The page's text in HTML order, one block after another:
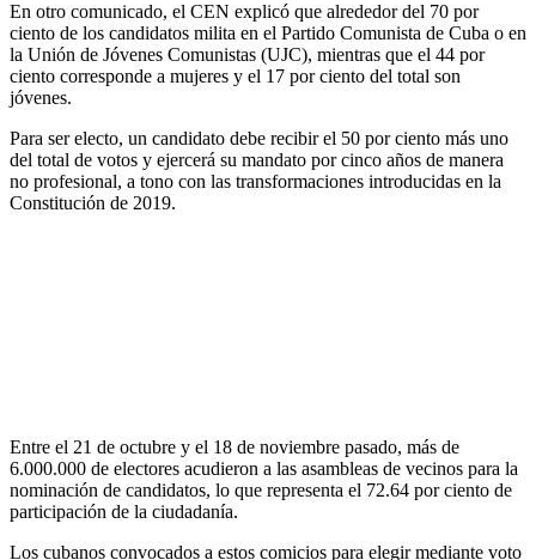
En otro comunicado, el CEN explicó que alrededor del 70 por
ciento de los candidatos milita en el Partido Comunista de Cuba o en
la Unión de Jóvenes Comunistas (UJC), mientras que el 44 por
ciento corresponde a mujeres y el 17 por ciento del total son
jóvenes.
Para ser electo, un candidato debe recibir el 50 por ciento más uno
del total de votos y ejercerá su mandato por cinco años de manera
no profesional, a tono con las transformaciones introducidas en la
Constitución de 2019.
Entre el 21 de octubre y el 18 de noviembre pasado, más de
6.000.000 de electores acudieron a las asambleas de vecinos para la
nominación de candidatos, lo que representa el 72.64 por ciento de
participación de la ciudadanía.
Los cubanos convocados a estos comicios para elegir mediante voto